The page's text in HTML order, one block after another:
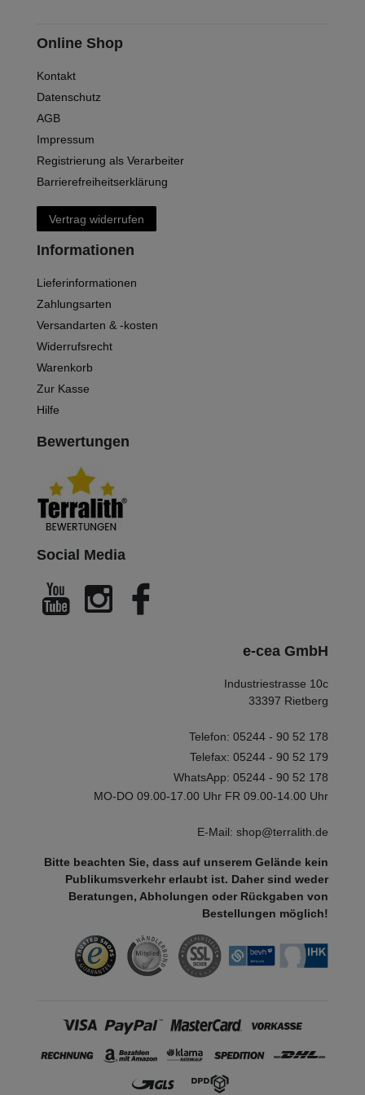
Online Shop
Kontakt
Datenschutz
AGB
Impressum
Registrierung als Verarbeiter
Barrierefreiheitserklärung
Vertrag widerrufen
Informationen
Lieferinformationen
Zahlungsarten
Versandarten & -kosten
Widerrufsrecht
Warenkorb
Zur Kasse
Hilfe
Bewertungen
Social Media
e-cea GmbH
Industriestrasse 10c
33397 Rietberg
Telefon: 05244 - 90 52 178
Telefax: 05244 - 90 52 179
WhatsApp: 05244 - 90 52 178
MO-DO 09.00-17.00 Uhr FR 09.00-14.00 Uhr
E-Mail: shop@terralith.de
Bitte beachten Sie, dass auf unserem Gelände kein
Publikumsverkehr erlaubt ist. Daher sind weder
Beratungen, Abholungen oder Rückgaben von
Bestellungen möglich!